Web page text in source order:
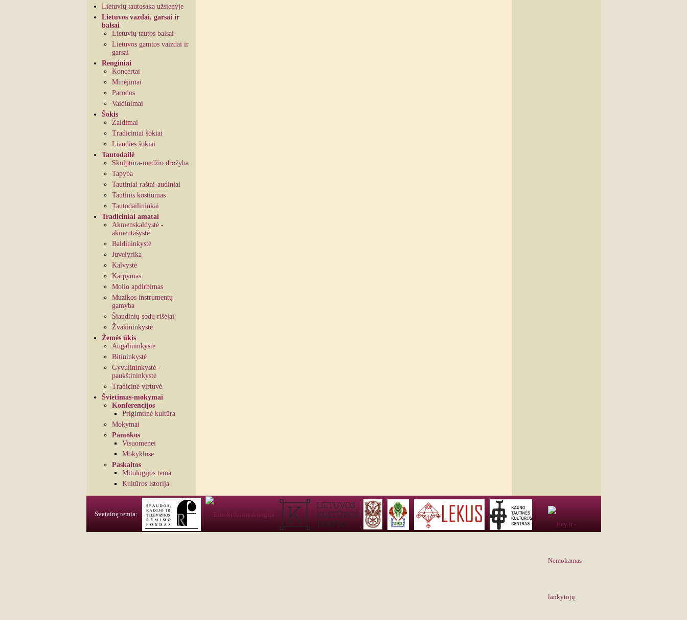
Lietuvių tautosaka užsienyje
Lietuvos vazdai, garsai ir
balsai
Lietuvių tautos balsai
Lietuvos gamtos vaizdai ir
garsai
Renginiai
Koncertai
Minėjimai
Parodos
Vaidinimai
Šokis
Žaidimai
Tradiciniai šokiai
Liaudies šokiai
Tautodailė
Skulptūra-medžio drožyba
Tapyba
Tautiniai raštai-audiniai
Tautinis kostiumas
Tautodailininkai
Tradiciniai amatai
Akmenskaldystė -
akmentašystė
Baldininkystė
Juvelyrika
Kalvystė
Karpymas
Molio apdirbimas
Muzikos instrumentų
gamyba
Šiaudinių sodų rišėjai
Žvakininkystė
Žemės ūkis
Augalininkystė
Bitininkystė
Gyvulininkystė -
paukštininkystė
Tradicinė virtuvė
Švietimas-mokymai
Konferencijos
Prigimtinė kultūra
Mokymai
Pamokos
Visuomenei
Mokyklose
Paskaitos
Mitologijos tema
Kultūros istorija
Svetainę remia: